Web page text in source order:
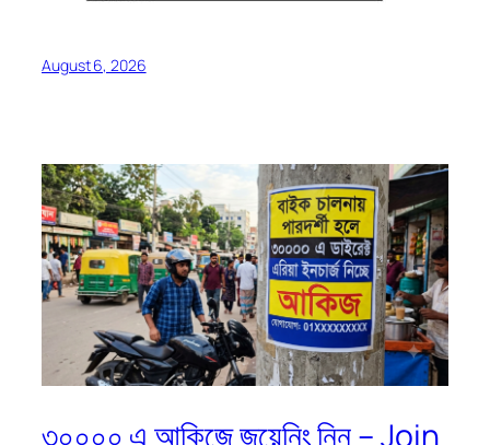
August 6, 2026
৩০০০০ এ আকিজে জয়েনিং নিন – Join